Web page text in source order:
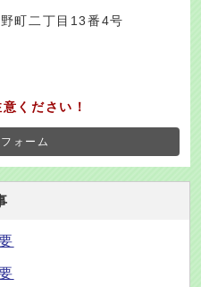
町二丁目13番4号
ください！
ォーム